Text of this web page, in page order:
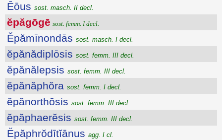
Ēōus sost. masch. II decl.
ĕpăgōgē sost. femm. I decl.
Ĕpămīnondās sost. masch. I decl.
ĕpănădiplōsis sost. femm. III decl.
ĕpănălepsis sost. femm. III decl.
ĕpănăphŏra sost. femm. I decl.
ĕpănorthōsis sost. femm. III decl.
ĕpăphaerĕsis sost. femm. III decl.
Ĕpăphrŏdītĭānus agg. I cl.